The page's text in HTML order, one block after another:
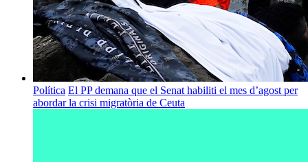
Política El PP demana que el Senat habiliti el mes d’agost per
abordar la crisi migratòria de Ceuta